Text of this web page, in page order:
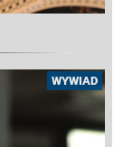
WYWIAD